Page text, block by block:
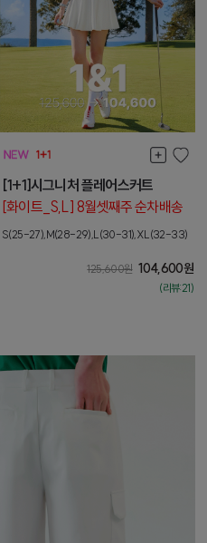
[1+1]시그니처 플레어스커트
[화이트_S,L] 8월셋째주 순차배송
S(25-27),M(28-29),L(30-31),XL(32-33)
125,600원 104,600원
(리뷰:21)